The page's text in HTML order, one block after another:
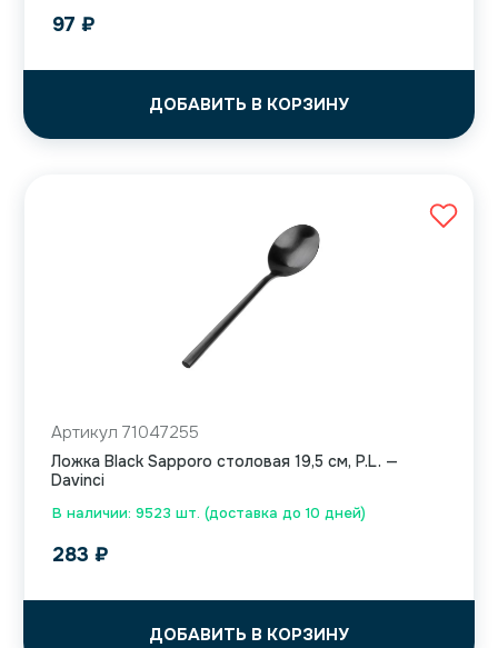
97 ₽
ДОБАВИТЬ В КОРЗИНУ
В наличии: 9523 шт. (доставка до 10 дней)
Артикул 71047255
Ложка Black Sapporo столовая 19,5 см, P.L. —
Davinci
283 ₽
ДОБАВИТЬ В КОРЗИНУ